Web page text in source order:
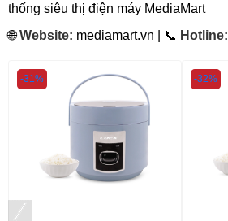
thống siêu thị điện máy MediaMart
🌐Website: mediamart.vn | 📞 Hotline:
-31% -32%